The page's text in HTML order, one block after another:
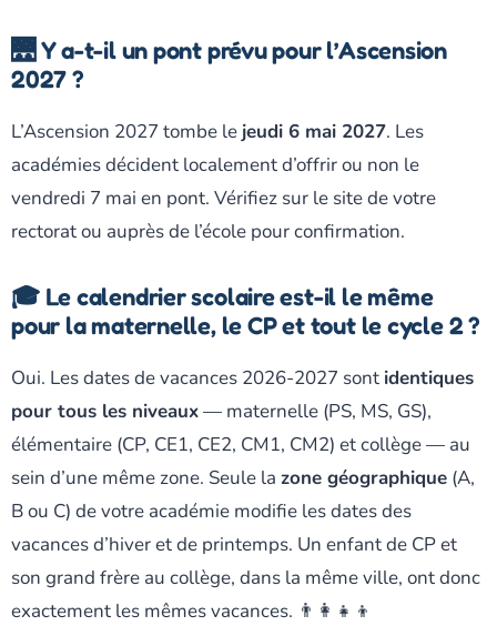
🌉 Y a-t-il un pont prévu pour l’Ascension
2027 ?
L’Ascension 2027 tombe le jeudi 6 mai 2027. Les
académies décident localement d’offrir ou non le
vendredi 7 mai en pont. Vérifiez sur le site de votre
rectorat ou auprès de l’école pour confirmation.
🎓 Le calendrier scolaire est-il le même
pour la maternelle, le CP et tout le cycle 2 ?
Oui. Les dates de vacances 2026-2027 sont identiques
pour tous les niveaux— maternelle (PS, MS, GS),
élémentaire (CP, CE1, CE2, CM1, CM2) et collège — au
sein d’une même zone. Seule la zone géographique (A,
B ou C) de votre académie modifie les dates des
vacances d’hiver et de printemps. Un enfant de CP et
son grand frère au collège, dans la même ville, ont donc
exactement les mêmes vacances. 👨‍👩‍👧‍👦